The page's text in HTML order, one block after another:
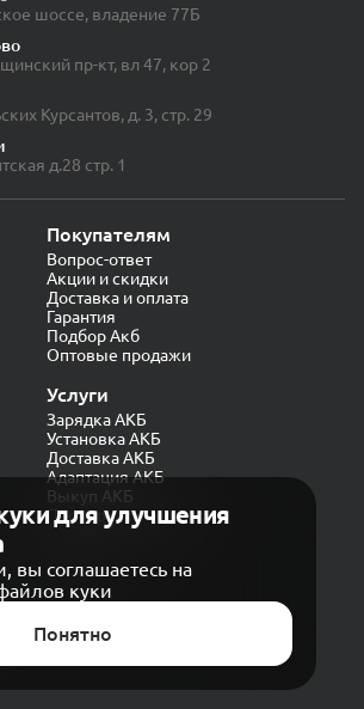
для улучшения
вы соглашаетесь на
куки
Понятно
шоссе, владение 77Б
пр-кт, вл 47, кор 2
Курсантов, д. 3, стр. 29
д.28 стр. 1
Покупателям
Вопрос-ответ
Акции и скидки
Доставка и оплата
Гарантия
Подбор Акб
Оптовые продажи
Услуги
Зарядка АКБ
Установка АКБ
Доставка АКБ
Адаптация АКБ
Выкуп АКБ
Проверка генератора
данных
в «Яндекс.Метрика»
права защищены